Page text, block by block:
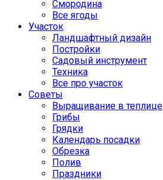
Смородина
Все ягоды
Участок
Ландшафтный дизайн
Постройки
Садовый инструмент
Техника
Все про участок
Советы
Выращивание в теплице
Грибы
Грядки
Календарь посадки
Обрезка
Полив
Праздники